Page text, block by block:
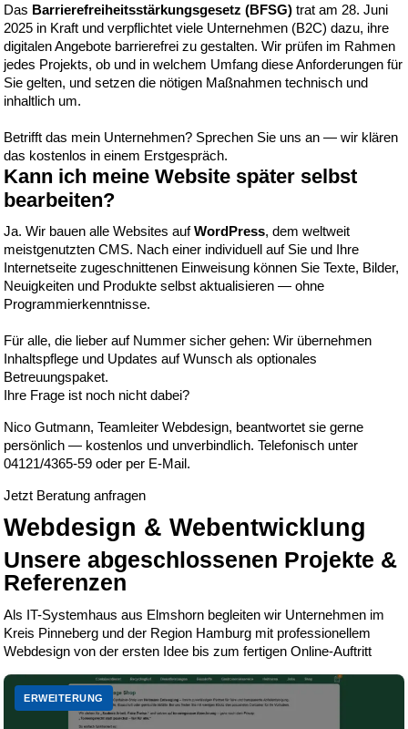
Das Barrierefreiheitsstärkungsgesetz (BFSG) trat am 28. Juni
2025 in Kraft und verpflichtet viele Unternehmen (B2C) dazu, ihre
digitalen Angebote barrierefrei zu gestalten. Wir prüfen im Rahmen
jedes Projekts, ob und in welchem Umfang diese Anforderungen für
Sie gelten, und setzen die nötigen Maßnahmen technisch und
inhaltlich um.
Betrifft das mein Unternehmen? Sprechen Sie uns an — wir klären
das kostenlos in einem Erstgespräch.
Kann ich meine Website später selbst
bearbeiten?
Ja. Wir bauen alle Websites aufWordPress, dem weltweit
meistgenutzten CMS. Nach einer individuell auf Sie und Ihre
Internetseite zugeschnittenen Einweisung können Sie Texte, Bilder,
Neuigkeiten und Produkte selbst aktualisieren — ohne
Programmierkenntnisse.
Für alle, die lieber auf Nummer sicher gehen: Wir übernehmen
Inhaltspflege und Updates auf Wunsch als optionales
Betreuungspaket.
Ihre Frage ist noch nicht dabei?
Nico Gutmann, Teamleiter Webdesign, beantwortet sie gerne
persönlich — kostenlos und unverbindlich. Telefonisch unter
04121/4365-59 oder per E-Mail.
Jetzt Beratung anfragen
Webdesign & Webentwicklung
Unsere abgeschlossenen Projekte &
Referenzen
Als IT-Systemhaus aus Elmshorn begleiten wir Unternehmen im
Kreis Pinneberg und der Region Hamburg mit professionellem
Webdesign von der ersten Idee bis zum fertigen Online-Auftritt
ERWEITERUNG